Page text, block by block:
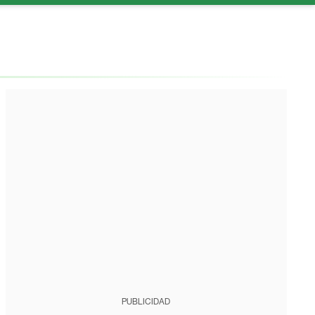
PUBLICIDAD